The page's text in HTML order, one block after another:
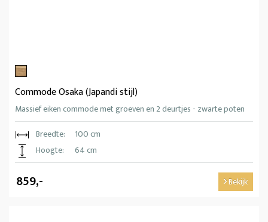
Commode Osaka (Japandi stijl)
Massief eiken commode met groeven en 2 deurtjes - zwarte poten
Breedte:
100 cm
Hoogte:
64 cm
859,- Bekijk